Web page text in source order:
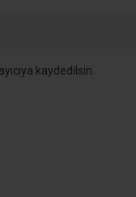
kaydedilsin.